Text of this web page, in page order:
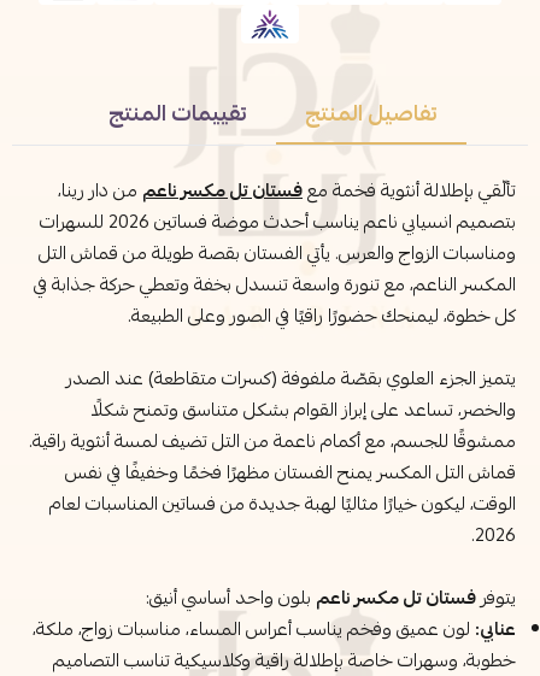
تفاصيل المنتج تقييمات المنتج
تألّقي بإطلالة أنثوية فخمة معفستان تل مكسر ناعم من دار رينا،
بتصميم انسيابي ناعم يناسب أحدث موضة فساتين 2026 للسهرات
ومناسبات الزواج والعرس. يأتي الفستان بقصة طويلة من قماش التل
المكسر الناعم، مع تنورة واسعة تنسدل بخفة وتعطي حركة جذابة في
كل خطوة، ليمنحك حضورًا راقيًا في الصور وعلى الطبيعة.
يتميز الجزء العلوي بقصّة ملفوفة (كسرات متقاطعة) عند الصدر
والخصر، تساعد على إبراز القوام بشكل متناسق وتمنح شكلًا
ممشوقًا للجسم، مع أكمام ناعمة من التل تضيف لمسة أنثوية راقية.
قماش التل المكسر يمنح الفستان مظهرًا فخمًا وخفيفًا في نفس
الوقت، ليكون خيارًا مثاليًا لهبة جديدة من فساتين المناسبات لعام
2026.
يتوفرفستان تل مكسر ناعم بلون واحد أساسي أنيق:
عنابي: لون عميق وفخم يناسب أعراس المساء، مناسبات زواج، ملكة،
خطوبة، وسهرات خاصة بإطلالة راقية وكلاسيكية تناسب التصاميم